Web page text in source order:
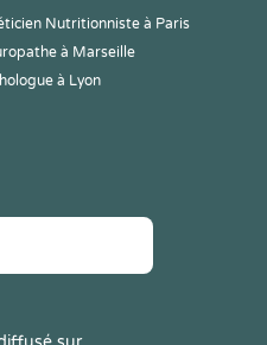
Nutritionniste à Paris
à Marseille
à Lyon